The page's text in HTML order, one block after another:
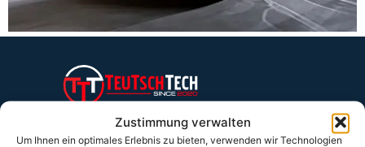
Zustimmung verwalten
Um Ihnen ein optimales Erlebnis zu bieten, verwenden wir Technologien
erneuerbaren Energien. Auf unserer Homepage findest du eine ausführliche
Übersicht über unsere Produkte und Dienstleistungen.